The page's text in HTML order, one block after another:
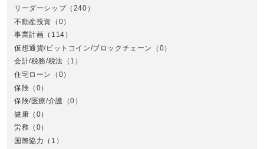
リーダーシップ（240）
不動産投資 （0）
事業計画 （114）
仮想通貨/ビットコイン/ブロックチェーン
（0）
会計/税務/税法 （1）
住宅ローン
（0）
保険 （0）
保険/医療/介護 （0）
健康 （0）
労務 （0）
国際協力 （1）